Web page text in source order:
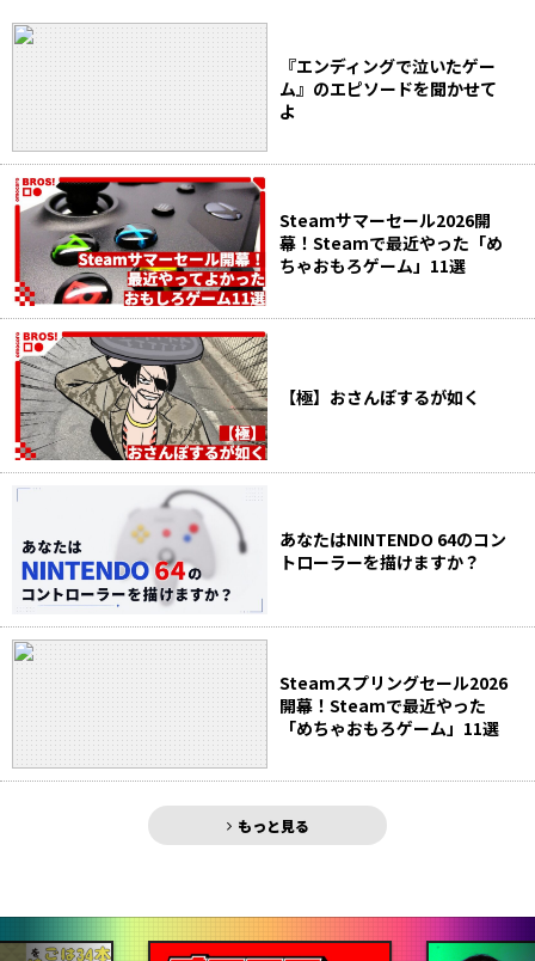
『エンディングで泣いたゲー
ム』のエピソードを聞かせて
よ
Steamサマーセール2026開
幕！Steamで最近やった「め
ちゃおもろゲーム」11選
【極】おさんぽするが如く
あなたはNINTENDO 64のコン
トローラーを描けますか？
Steamスプリングセール2026
開幕！Steamで最近やった
「めちゃおもろゲーム」11選
もっと見る